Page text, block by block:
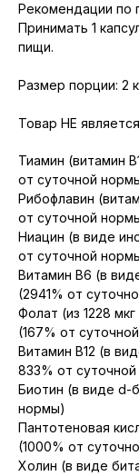
Рекомендации по
Принимать 1
пищи.
Размер порции: 2
Товар НЕ
Тиамин (витамин
от суточной
Рибофлавин
от суточной
Ниацин (в виде
от суточной
Витамин B6 (в
(2941% от
Фолат (из 1228
(167% от
Витамин B12 (в
833% от
Биотин (в виде d-
нормы)
Пантотеновая
(1000% от
Холин (в виде